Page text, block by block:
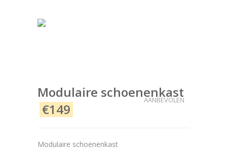
Modulaire schoenenkast
€149
AANBEVOLEN
Modulaire schoenenkast